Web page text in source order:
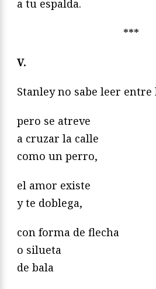
a tu espalda.
***
V.
Stanley no sabe leer entre
pero se atreve
a cruzar la calle
como un perro,
el amor existe
y te doblega,
con forma de flecha
o silueta
de bala